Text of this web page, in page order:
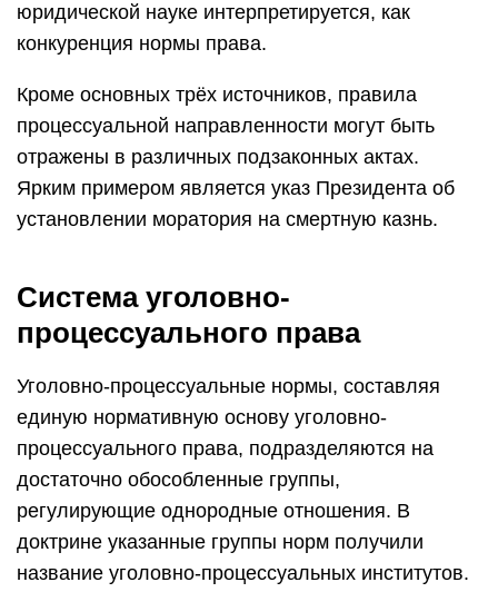
юридической науке интерпретируется, как
конкуренция нормы права.
Кроме основных трёх источников, правила
процессуальной направленности могут быть
отражены в различных подзаконных актах.
Ярким примером является указ Президента об
установлении моратория на смертную казнь.
Система уголовно-
процессуального права
Уголовно-процессуальные нормы, составляя
еди­ную нормативную основу уголовно-
процессуального права, подраз­деляются на
достаточно обособленные группы,
регулирующие одно­родные отношения. В
доктрине указанные группы норм получили
название уголовно-процессуальных институтов.